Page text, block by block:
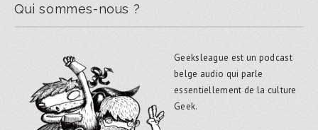
Qui sommes-nous ?
Geeksleague est un podcast
belge audio qui parle
essentiellement de la culture
Geek.